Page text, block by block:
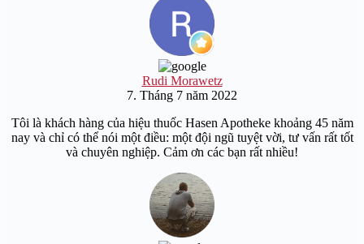
Rudi Morawetz
7. Tháng 7 năm 2022
Tôi là khách hàng của hiệu thuốc Hasen Apotheke khoảng 45 năm
nay và chỉ có thể nói một điều: một đội ngũ tuyệt vời, tư vấn rất tốt
và chuyên nghiệp. Cảm ơn các bạn rất nhiều!